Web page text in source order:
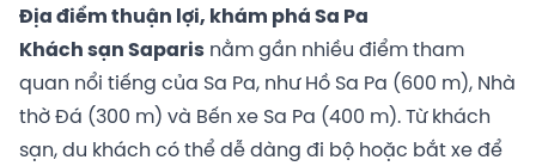
Địa điểm thuận lợi, khám phá Sa Pa
Khách sạn Saparis nằm gần nhiều điểm tham
quan nổi tiếng của Sa Pa, như Hồ Sa Pa (600 m), Nhà
thờ Đá (300 m) và Bến xe Sa Pa (400 m). Từ khách
sạn, du khách có thể dễ dàng đi bộ hoặc bắt xe để